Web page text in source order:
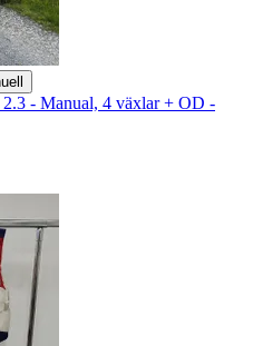
- Manual, 4 växlar + OD -